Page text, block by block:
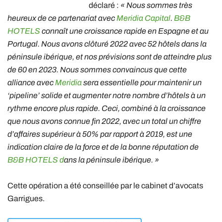
déclaré : « Nous sommes très
heureux de ce partenariat avec Meridia Capital. B&B
HOTELSconnaît une croissance rapide en Espagne et au
Portugal. Nous avons clôturé 2022 avec 52 hôtels dans la
péninsule ibérique, et nos prévisions sont de atteindre plus
de 60 en 2023. Nous sommes convaincus que cette
alliance avec Meridiasera essentielle pour maintenir un
‘pipeline’ solide et augmenter notre nombre d’hôtels à un
rythme encore plus rapide. Ceci, combiné à la croissance
que nous avons connue fin 2022, avec un total un chiffre
d’affaires supérieur à 50% par rapport à 2019, est une
indication claire de la force et de la bonne réputation de
B&B HOTELS dans la péninsule ibérique. »
Cette opération a été conseillée par le cabinet d’avocats
Garrigues.